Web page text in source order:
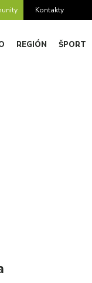
Kontakty
REGIÓN ŠPORT